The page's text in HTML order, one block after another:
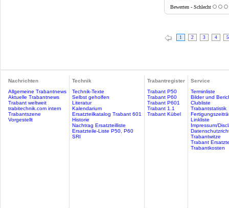
Bewerten - Schlecht
1 2 3 4 5
Nachrichten
Allgemeine Trabantnews
Aktuelle Trabantnews
Trabant weltweit
trabitechnik.com intern
Trabantszene
Vorgestellt
Technik
Technik-Texte
Selbst geholfen
Literatur
Kalendarium
Ersatzteilkatalog Trabant 601
Historie
Nachtrag Ersatzteilliste
Ersatzteile-Liste P50, P60
SRI
Trabantregister
Trabant P50
Trabant P60
Trabant P601
Trabant 1.1
Trabant Kübel
Service
Terminliste
Bilder und
Clubliste
Trabantstatistik
Linkliste
Impressum/
Trabantwitze
Trabant
Trabantkosten